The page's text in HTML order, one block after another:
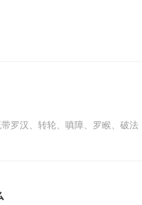
罗汉、转轮、嗔障、罗睺、破